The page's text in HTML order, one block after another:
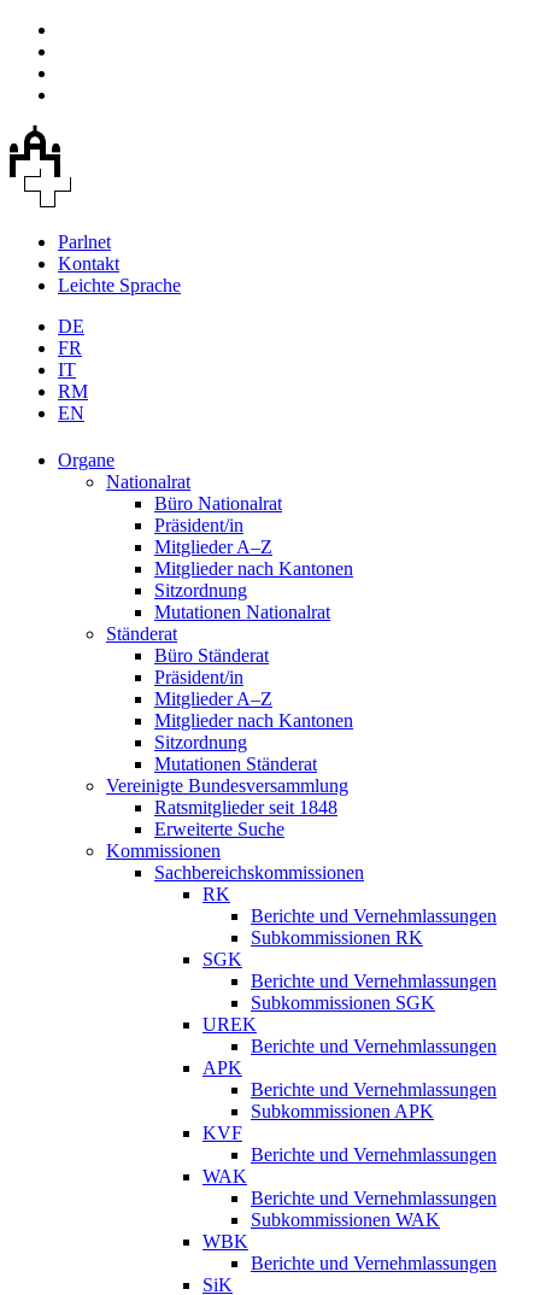
Parlnet
Kontakt
Leichte Sprache
DE
FR
IT
RM
EN
Organe
Nationalrat
Büro Nationalrat
Präsident/in
Mitglieder A–Z
Mitglieder nach Kantonen
Sitzordnung
Mutationen Nationalrat
Ständerat
Büro Ständerat
Präsident/in
Mitglieder A–Z
Mitglieder nach Kantonen
Sitzordnung
Mutationen Ständerat
Vereinigte Bundesversammlung
Ratsmitglieder seit 1848
Erweiterte Suche
Kommissionen
Sachbereichskommissionen
RK
Berichte und Vernehmlassungen
Subkommissionen RK
SGK
Berichte und Vernehmlassungen
Subkommissionen SGK
UREK
Berichte und Vernehmlassungen
APK
Berichte und Vernehmlassungen
Subkommissionen APK
KVF
Berichte und Vernehmlassungen
WAK
Berichte und Vernehmlassungen
Subkommissionen WAK
WBK
Berichte und Vernehmlassungen
SiK